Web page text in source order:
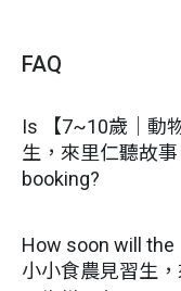
FAQ
Is 【7~10歲｜動
生，來里仁聽故
booking?
How soon will the
小小食農見習生